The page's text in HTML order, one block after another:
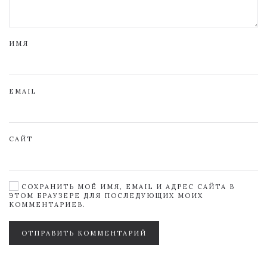
ИМЯ
EMAIL
САЙТ
СОХРАНИТЬ МОЁ ИМЯ, EMAIL И АДРЕС САЙТА В
ЭТОМ БРАУЗЕРЕ ДЛЯ ПОСЛЕДУЮЩИХ МОИХ
КОММЕНТАРИЕВ.
ОТПРАВИТЬ КОММЕНТАРИЙ